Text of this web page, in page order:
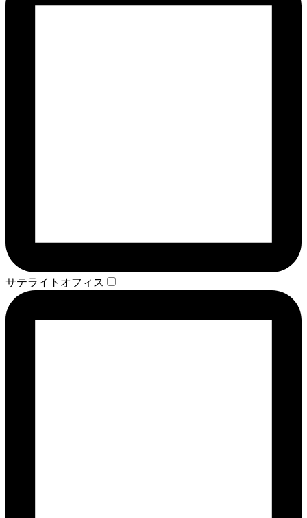
サテライトオフィス